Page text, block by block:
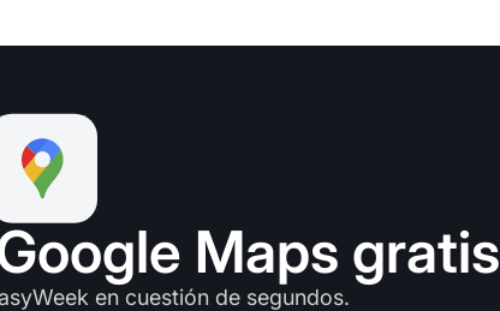
Maps gratis
en cuestión de segundos.